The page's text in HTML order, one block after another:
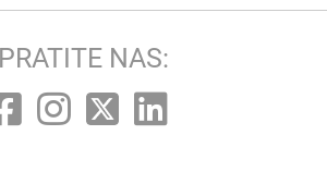
PRATITE NAS: